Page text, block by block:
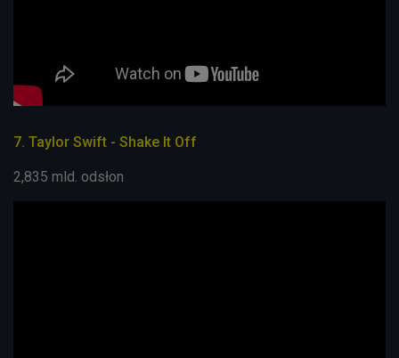
7. Taylor Swift - Shake It Off
2,835 mld. odsłon